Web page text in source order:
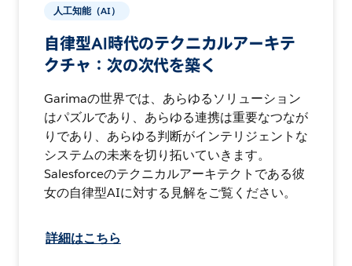
人工知能（AI）
自律型AI時代のテクニカルアーキテ
クチャ：次の次代を築く
Garimaの世界では、あらゆるソリューション
はパズルであり、あらゆる連携は重要なつなが
りであり、あらゆる判断がインテリジェントな
システムの未来を切り拓いていきます。
Salesforceのテクニカルアーキテクトである彼
女の自律型AIに対する見解をご覧ください。
詳細はこちら